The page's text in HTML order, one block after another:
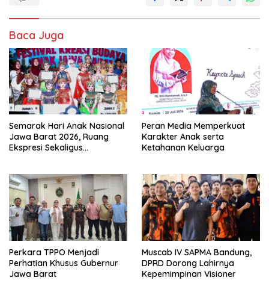
Baca Juga
Semarak Hari Anak Nasional
Jawa Barat 2026, Ruang
Ekspresi Sekaligus
Peran Media Memperkuat
Karakter Anak serta
Ketahanan Keluarga
Perkara TPPO Menjadi
Perhatian Khusus Gubernur
Jawa Barat
Muscab IV SAPMA Bandung,
DPRD Dorong Lahirnya
Kepemimpinan Visioner